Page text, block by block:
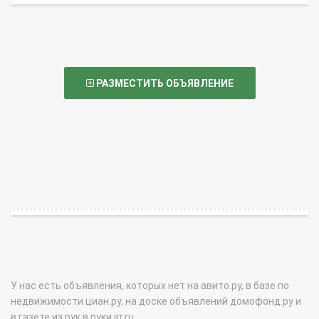
РАЗМЕСТИТЬ ОБЪЯВЛЕНИЕ
У нас есть объявления, которых нет на авито.ру, в базе по
недвижимости циан.ру, на доске объявлений домофонд.ру и